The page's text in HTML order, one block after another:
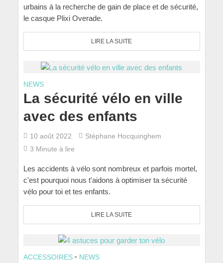
urbains à la recherche de gain de place et de sécurité,
le casque Plixi Overade.
LIRE LA SUITE
NEWS
La sécurité vélo en ville
avec des enfants
10 août 2022
Stéphane Hocquinghem
3 Minute à lire
Les accidents à vélo sont nombreux et parfois mortel,
c'est pourquoi nous t'aidons à optimiser ta sécurité
vélo pour toi et tes enfants.
LIRE LA SUITE
ACCESSOIRES • NEWS